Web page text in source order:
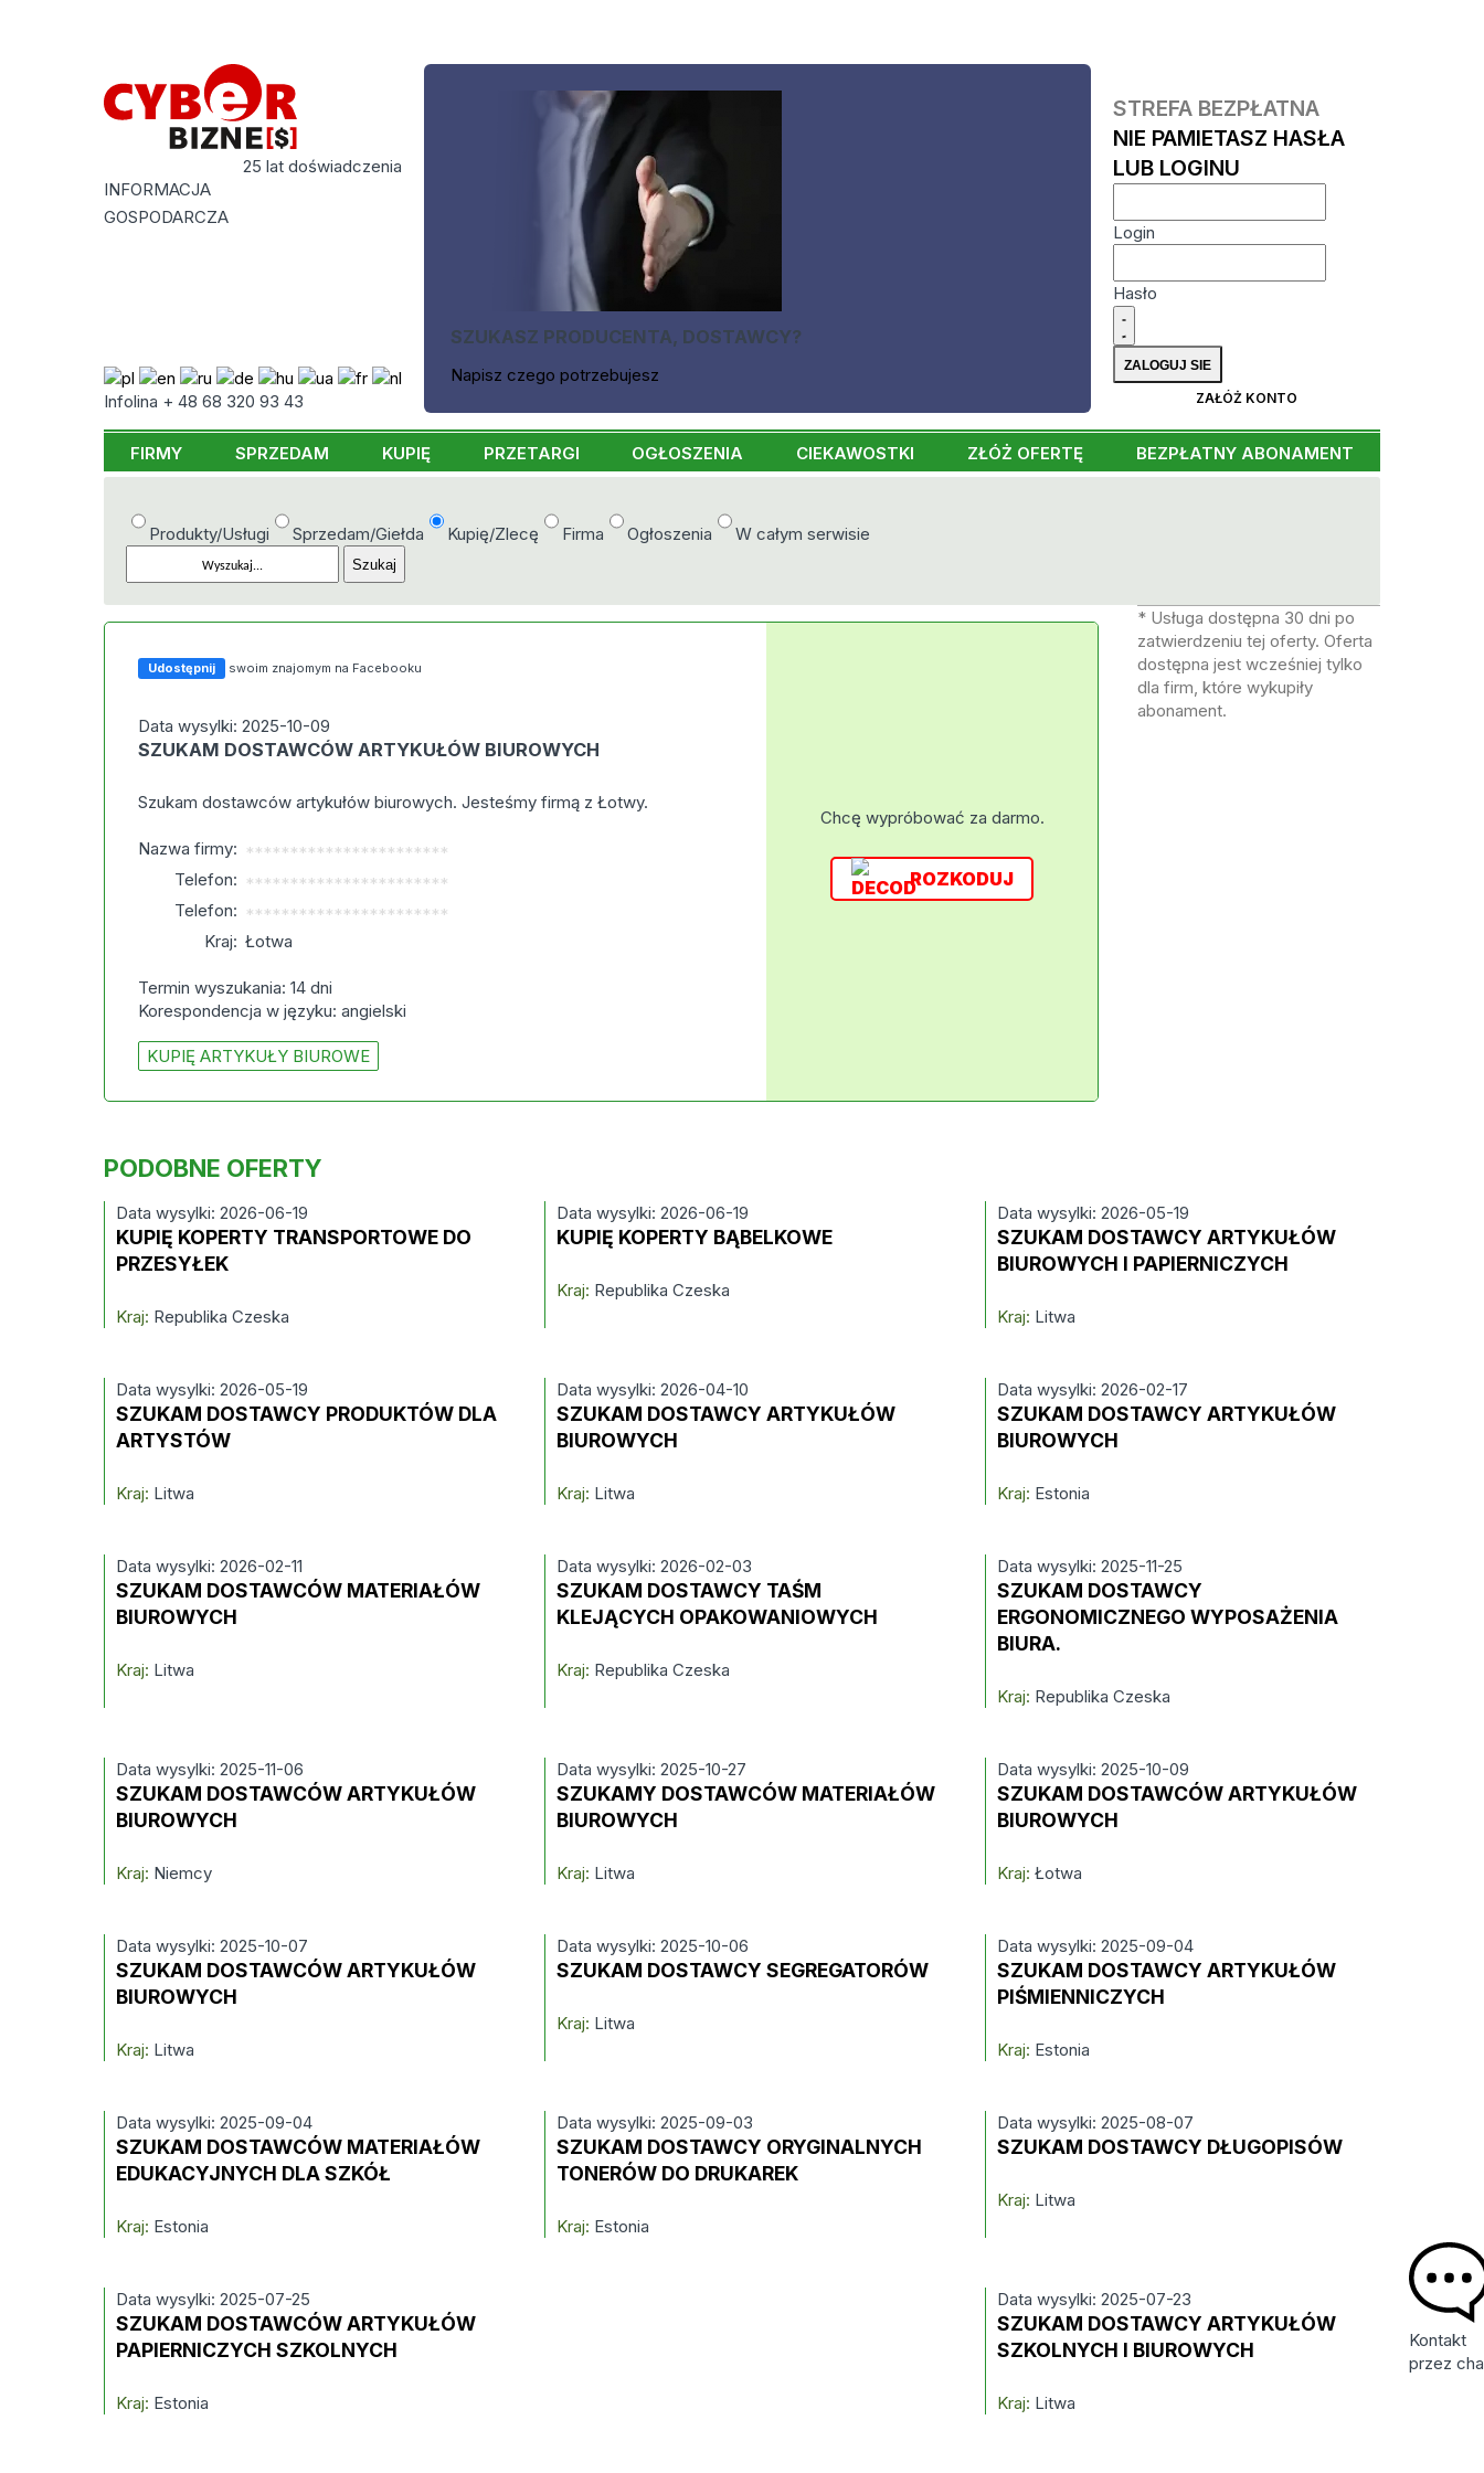
25 lat doświadczenia
INFORMACJA
GOSPODARCZA
Infolina + 48 68 320 93 43
SZUKASZ PRODUCENTA, DOSTAWCY?
Napisz czego potrzebujesz
STREFA BEZPŁATNA
NIE PAMIETASZ HASŁA
LUB LOGINU
Login
Hasło
ZAŁÓŻ KONTO
FIRMY SPRZEDAM KUPIĘ PRZETARGI OGŁOSZENIA CIEKAWOSTKI ZŁÓŻ OFERTĘ BEZPŁATNY ABONAMENT
Produkty/Usługi Sprzedam/Giełda Kupię/Zlecę Firma Ogłoszenia W całym serwisie
Udostępnij swoim znajomym na Facebooku
Data wysylki: 2025-10-09
SZUKAM DOSTAWCÓW ARTYKUŁÓW BIUROWYCH
Szukam dostawców artykułów biurowych. Jesteśmy firmą z Łotwy.
Nazwa firmy: ***********************
Telefon: ***********************
Telefon: ***********************
Kraj: Łotwa
Termin wyszukania: 14 dni
Korespondencja w języku: angielski
KUPIĘ ARTYKUŁY BIUROWE
Chcę wypróbować za darmo.
ROZKODUJ
* Usługa dostępna 30 dni po
zatwierdzeniu tej oferty. Oferta
dostępna jest wcześniej tylko
dla firm, które wykupiły
abonament.
PODOBNE OFERTY
Data wysylki: 2026-06-19
KUPIĘ KOPERTY TRANSPORTOWE DO
PRZESYŁEK
Kraj: Republika Czeska
Data wysylki: 2026-06-19
KUPIĘ KOPERTY BĄBELKOWE
Kraj: Republika Czeska
Data wysylki: 2026-05-19
SZUKAM DOSTAWCY ARTYKUŁÓW
BIUROWYCH I PAPIERNICZYCH
Kraj: Litwa
Data wysylki: 2026-05-19
SZUKAM DOSTAWCY PRODUKTÓW DLA
ARTYSTÓW
Kraj: Litwa
Data wysylki: 2026-04-10
SZUKAM DOSTAWCY ARTYKUŁÓW
BIUROWYCH
Kraj: Litwa
Data wysylki: 2026-02-17
SZUKAM DOSTAWCY ARTYKUŁÓW
BIUROWYCH
Kraj: Estonia
Data wysylki: 2026-02-11
SZUKAM DOSTAWCÓW MATERIAŁÓW
BIUROWYCH
Kraj: Litwa
Data wysylki: 2026-02-03
SZUKAM DOSTAWCY TAŚM
KLEJĄCYCH OPAKOWANIOWYCH
Kraj: Republika Czeska
Data wysylki: 2025-11-25
SZUKAM DOSTAWCY
ERGONOMICZNEGO WYPOSAŻENIA
BIURA.
Kraj: Republika Czeska
Data wysylki: 2025-11-06
SZUKAM DOSTAWCÓW ARTYKUŁÓW
BIUROWYCH
Kraj: Niemcy
Data wysylki: 2025-10-27
SZUKAMY DOSTAWCÓW MATERIAŁÓW
BIUROWYCH
Kraj: Litwa
Data wysylki: 2025-10-09
SZUKAM DOSTAWCÓW ARTYKUŁÓW
BIUROWYCH
Kraj: Łotwa
Data wysylki: 2025-10-07
SZUKAM DOSTAWCÓW ARTYKUŁÓW
BIUROWYCH
Kraj: Litwa
Data wysylki: 2025-10-06
SZUKAM DOSTAWCY SEGREGATORÓW
Kraj: Litwa
Data wysylki: 2025-09-04
SZUKAM DOSTAWCY ARTYKUŁÓW
PIŚMIENNICZYCH
Kraj: Estonia
Data wysylki: 2025-09-04
SZUKAM DOSTAWCÓW MATERIAŁÓW
EDUKACYJNYCH DLA SZKÓŁ
Kraj: Estonia
Data wysylki: 2025-09-03
SZUKAM DOSTAWCY ORYGINALNYCH
TONERÓW DO DRUKAREK
Kraj: Estonia
Data wysylki: 2025-08-07
SZUKAM DOSTAWCY DŁUGOPISÓW
Kraj: Litwa
Data wysylki: 2025-07-25
SZUKAM DOSTAWCÓW ARTYKUŁÓW
PAPIERNICZYCH SZKOLNYCH
Kraj: Estonia
Data wysylki: 2025-07-23
SZUKAM DOSTAWCY ARTYKUŁÓW
SZKOLNYCH I BIUROWYCH
Kraj: Litwa
Kontakt
przez